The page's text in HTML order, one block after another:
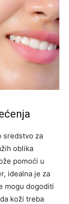
sredstvo za
oblika
pomoći u
idealna je za
mogu dogoditi
koži treba